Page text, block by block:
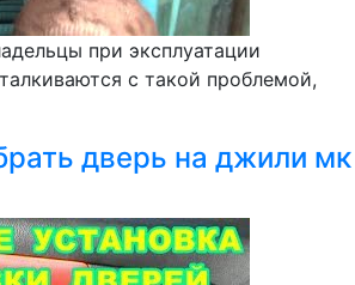
при эксплуатации
с такой проблемой,
дверь на джили мк